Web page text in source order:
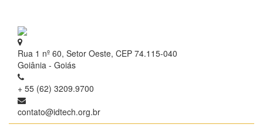
Rua 1 nº 60, Setor Oeste, CEP 74.115-040
Goiânia - Goiás
+ 55 (62) 3209.9700
contato@idtech.org.br